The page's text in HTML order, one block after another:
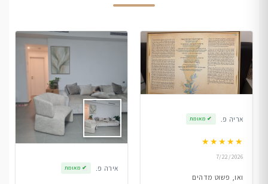
אריה פ. ✔ מאומת
★★★★★
7/22/2026
ואו, פשוט מדהים
אירה פ. ✔ מאומת